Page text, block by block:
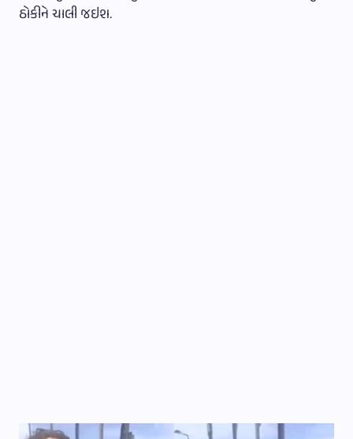
ઠોકીને ચાલી જઇશ.